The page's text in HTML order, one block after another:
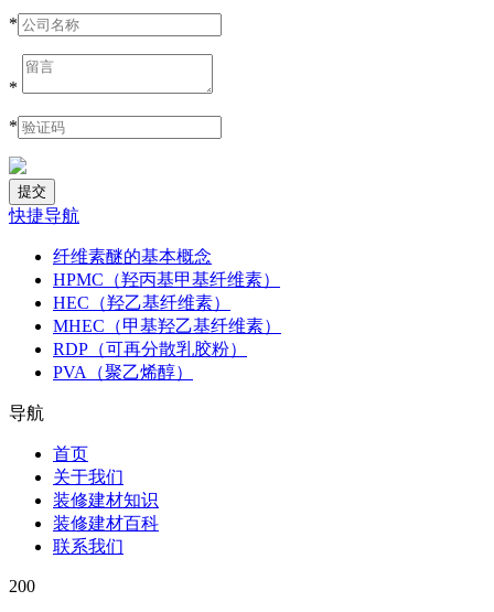
*
*
*
快捷导航
纤维素醚的基本概念
HPMC（羟丙基甲基纤维素）
HEC（羟乙基纤维素）
MHEC（甲基羟乙基纤维素）
RDP（可再分散乳胶粉）
PVA（聚乙烯醇）
导航
首页
关于我们
装修建材知识
装修建材百科
联系我们
200